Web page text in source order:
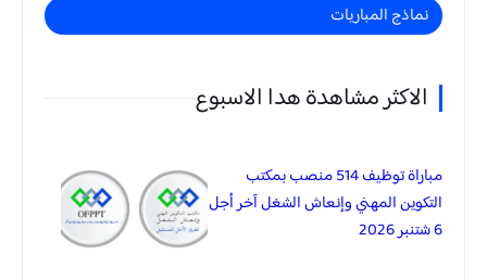
نماذج المباريات
الاكثر مشاهدة هدا الاسبوع
مباراة توظيف 514 منصب بمكتب
التكوين المهني وإنعاش الشغل آخر أجل
6 شتنبر 2026